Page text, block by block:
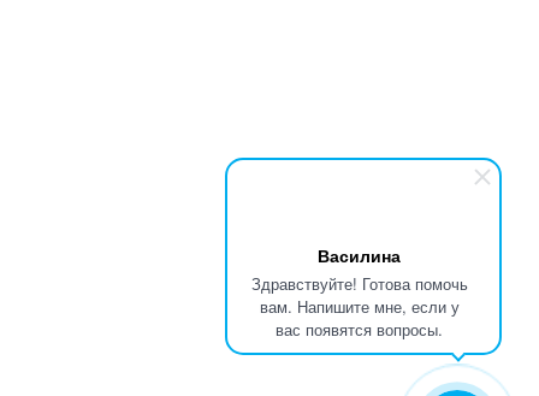
Василина
Здравствуйте! Готова помочь
вам. Напишите мне, если у
вас появятся вопросы.